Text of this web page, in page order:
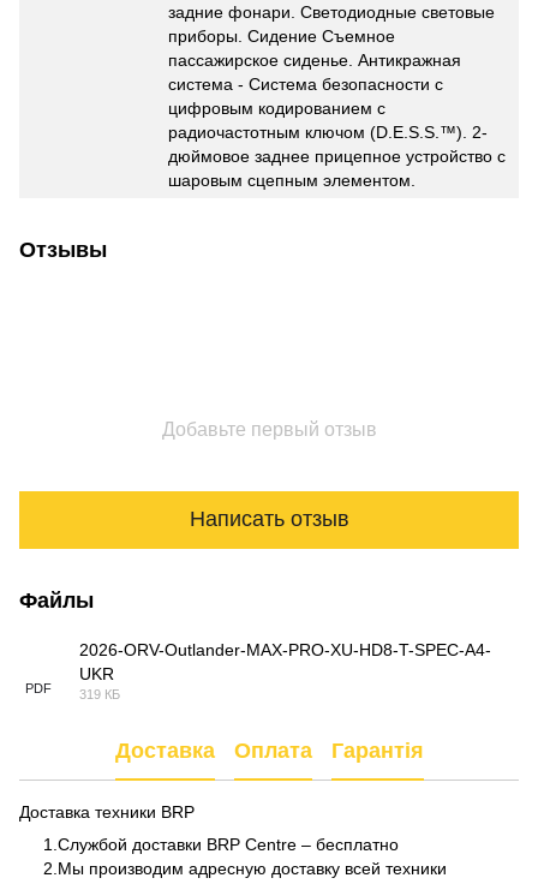
задние фонари. Светодиодные световые
приборы. Сидение Съемное
пассажирское сиденье. Антикражная
система - Система безопасности с
цифровым кодированием с
радиочастотным ключом (D.E.S.S.™). 2-
дюймовое заднее прицепное устройство с
шаровым сцепным элементом.
Отзывы
Добавьте первый отзыв
Написать отзыв
Файлы
PDF
2026-ORV-Outlander-MAX-PRO-XU-HD8-T-SPEC-A4-
UKR
319 КБ
Доставка Оплата Гарантія
Доставка техники BRP
1.Службой доставки BRP Centre – бесплатно
2.Мы производим адресную доставку всей техники